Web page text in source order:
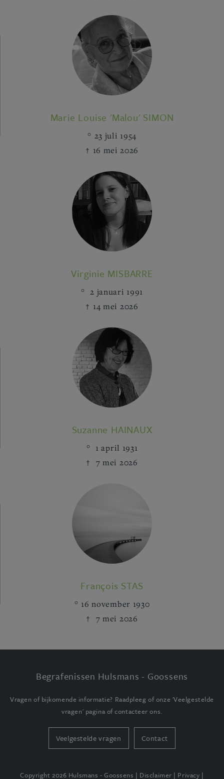
Marie Louise 'Malou' SIMON
23 juli 1954
16 mei 2026
Virginie MISBARRE
2 januari 1991
14 mei 2026
Suzanne HAINAUX
1 april 1931
7 mei 2026
François STAS
16 november 1930
7 mei 2026
Begrafenissen Hulsmans - Goossens
Vragen of bijkomende informatie? Raadpleeg of onze 'Veelgestelde
vragen' pagina of contacteer ons.
Veelgestelde vragen Contact
Copyright 2026 Hulsmans - Goossens | Disclaimer | Privacy |